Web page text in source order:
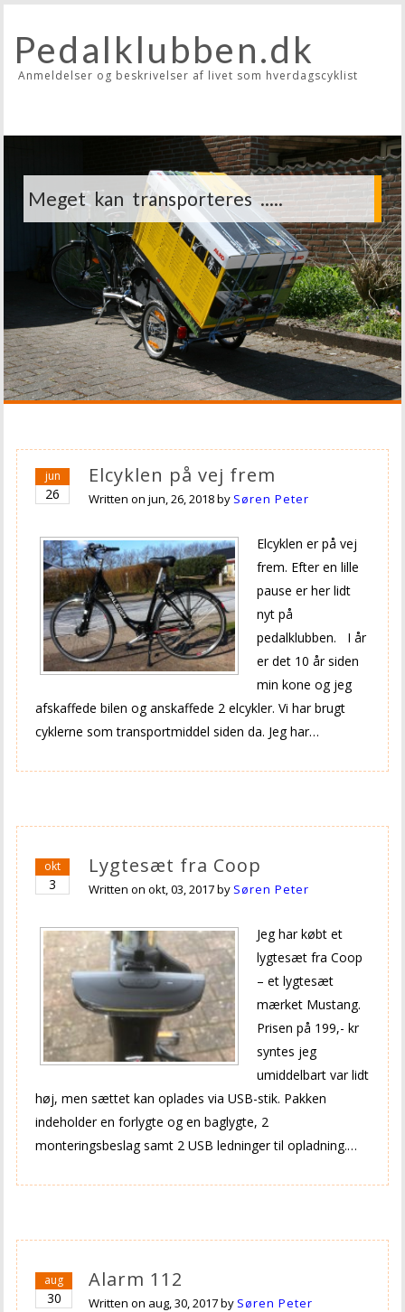
Pedalklubben.dk
Anmeldelser og beskrivelser af livet som hverdagscyklist
Meget kan transporteres .....
Husk lås, lygter og hjelm
jun
26
Elcyklen på vej frem
Written onjun, 26, 2018by Søren Peter
Elcyklen er på vej
frem. Efter en lille
pause er her lidt
nyt på
pedalklubben. I år
er det 10 år siden
min kone og jeg
afskaffede bilen og anskaffede 2 elcykler. Vi har brugt
cyklerne som transportmiddel siden da. Jeg har…
okt
3
Lygtesæt fra Coop
Written onokt, 03, 2017by Søren Peter
Jeg har købt et
lygtesæt fra Coop
– et lygtesæt
mærket Mustang.
Prisen på 199,- kr
syntes jeg
umiddelbart var lidt
høj, men sættet kan oplades via USB-stik. Pakken
indeholder en forlygte og en baglygte, 2
monteringsbeslag samt 2 USB ledninger til opladning.…
aug
30
Alarm 112
Written on aug, 30, 2017by Søren Peter